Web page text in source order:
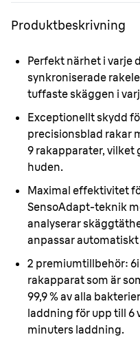
Produktbeskrivning
Perfekt närhet i varje
synkroniserade
tuffaste skäggen i
Exceptionellt skydd
precisionsblad rakar
9 rakapparater, vilket
huden.
Maximal effektivitet
SensoAdapt-teknik
analyserar
anpassar
2 premiumtillbehör:
rakapparat som är
99,9 % av alla
laddning för upp till 6
minuters laddning.